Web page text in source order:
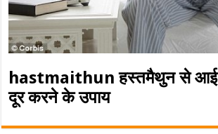
hastmaithun हस्तमैथुन से आई
दूर करने के उपाय